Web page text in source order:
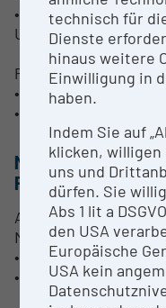
• Validierung und
Umformprozessen
Produktanalyse
• Chemische und
• Prüfung von
METHODEN &
Analysemethoden:
Materialografie
• Analyse komplexer
•
technisch für
Dienste
hinaus weitere
Einwilligung in
haben.
Indem Sie auf
klicken, willigen
uns und
dürfen. Sie
Abs 1 lit a
den USA
Europäische
USA kein